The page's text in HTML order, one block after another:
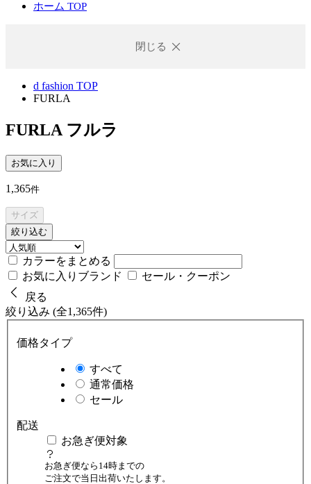
ホーム TOP
閉じる
d fashion TOP
FURLA
FURLA フルラ
お気に入り
1,365件
サイズ
絞り込む
カラーをまとめる
お気に入りブランド
セール・クーポン
戻る
絞り込み (全1,365件)
価格タイプ
すべて
通常価格
セール
配送
お急ぎ便対象
お急ぎ便なら14時までの
ご注文で当日出荷いたします。